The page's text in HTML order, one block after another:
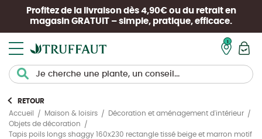
Profitez de la livraison dès 4,90€ ou du retrait en
magasin GRATUIT – simple, pratique, efficace.
RETOUR
Accueil
Maison & loisirs
Décoration et aménagement d'intérieur
Objets de décoration
Tapis poils longs shaggy 160x230 rectangle tissé beige et marron motif